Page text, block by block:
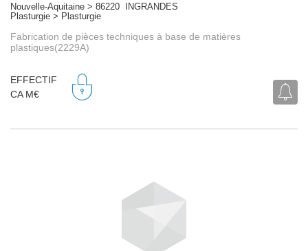
Nouvelle-Aquitaine > 86220 INGRANDES
Plasturgie > Plasturgie
Fabrication de pièces techniques à base de matières
plastiques(2229A)
EFFECTIF
CA M€